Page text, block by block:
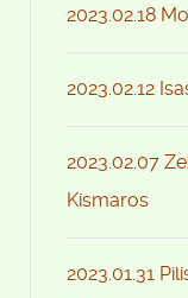
2023.02.18
2023.02.12
2023.02.07
Kismaros
2023.01.31